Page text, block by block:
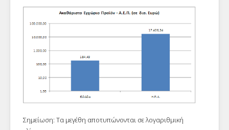
Σημείωση: Τα μεγέθη αποτυπώνονται σε λογαριθμική